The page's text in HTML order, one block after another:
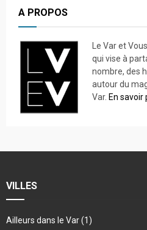
A PROPOS
Le Var et
qui vise à
nombre, des
autour du
Var. En savoir
VILLES
Ailleurs dans le Var(1)